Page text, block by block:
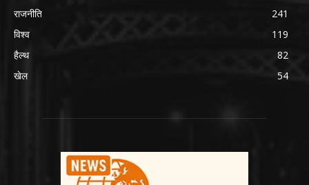
राजनीति
241
विश्व
119
हैल्थ
82
खेल
54